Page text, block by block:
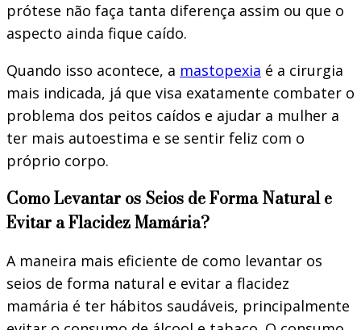
prótese não faça tanta diferença assim ou que o
aspecto ainda fique caído.
Quando isso acontece, a mastopexia é a cirurgia
mais indicada, já que visa exatamente combater o
problema dos peitos caídos e ajudar a mulher a
ter mais autoestima e se sentir feliz com o
próprio corpo.
Como Levantar os Seios de Forma Natural e
Evitar a Flacidez Mamária?
A maneira mais eficiente de como levantar os
seios de forma natural e evitar a flacidez
mamária é ter hábitos saudáveis, principalmente